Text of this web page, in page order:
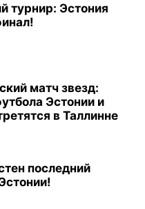
турнир: Эстония
матч звезд:
Эстонии и
в Таллинне
последний